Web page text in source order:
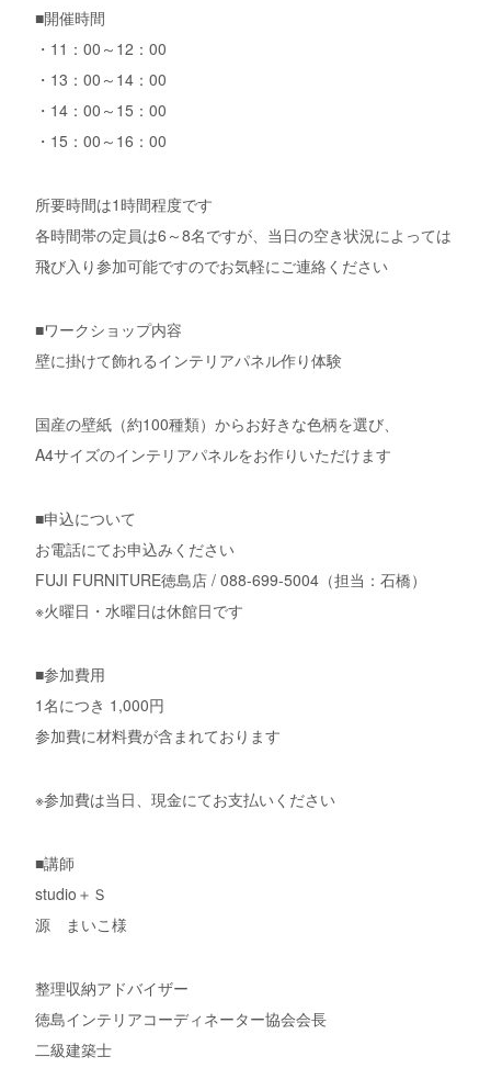
■開催時間
・11：00～12：00
・13：00～14：00
・14：00～15：00
・15：00～16：00
所要時間は1時間程度です
各時間帯の定員は6～8名ですが、当日の空き状況によっては
飛び入り参加可能ですのでお気軽にご連絡ください
■ワークショップ内容
壁に掛けて飾れるインテリアパネル作り体験
国産の壁紙（約100種類）からお好きな色柄を選び、
A4サイズのインテリアパネルをお作りいただけます
■申込について
お電話にてお申込みください
FUJI FURNITURE徳島店 / 088-699-5004（担当：石橋）
※火曜日・水曜日は休館日です
■参加費用
1名につき 1,000円
参加費に材料費が含まれております
※参加費は当日、現金にてお支払いください
■講師
studio＋Ｓ
源 まいこ様
整理収納アドバイザー
徳島インテリアコーディネーター協会会長
二級建築士